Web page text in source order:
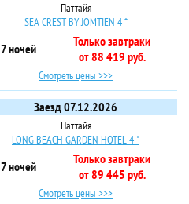
Паттайя
SEA CREST BY JOMTIEN 4 *
7 ночей
Только завтраки
от 88 419 руб.
Смотреть цены >>>
Заезд 07.12.2026
Паттайя
LONG BEACH GARDEN HOTEL 4 *
7 ночей
Только завтраки
от 89 445 руб.
Смотреть цены >>>